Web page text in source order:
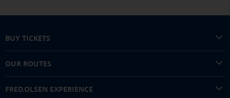
BUY TICKETS
OUR ROUTES
FRED.OLSEN EXPERIENCE